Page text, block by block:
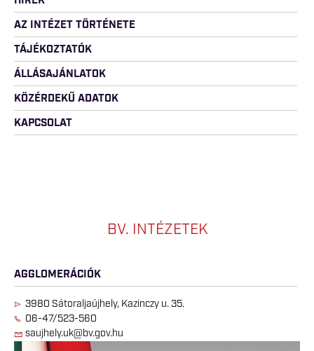
AZ INTÉZET TÖRTÉNETE
TÁJÉKOZTATÓK
ÁLLÁSAJÁNLATOK
KÖZÉRDEKŰ ADATOK
KAPCSOLAT
BV. INTÉZETEK
AGGLOMERÁCIÓK
3980 Sátoraljaújhely, Kazinczy u. 35.
06-47/523-560
saujhely.uk@bv.gov.hu